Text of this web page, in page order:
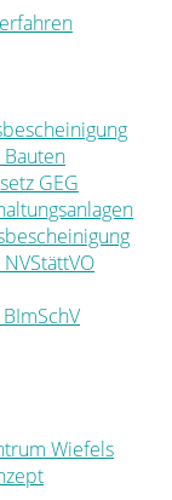
GEG
Wiefels